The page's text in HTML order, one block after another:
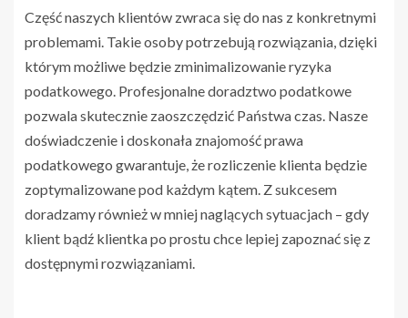
Część naszych klientów zwraca się do nas z konkretnymi
problemami. Takie osoby potrzebują rozwiązania, dzięki
którym możliwe będzie zminimalizowanie ryzyka
podatkowego. Profesjonalne doradztwo podatkowe
pozwala skutecznie zaoszczędzić Państwa czas. Nasze
doświadczenie i doskonała znajomość prawa
podatkowego gwarantuje, że rozliczenie klienta będzie
zoptymalizowane pod każdym kątem. Z sukcesem
doradzamy również w mniej naglących sytuacjach – gdy
klient bądź klientka po prostu chce lepiej zapoznać się z
dostępnymi rozwiązaniami.